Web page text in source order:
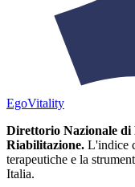
EgoVitality
Direttorio Nazionale di
Riabilitazione. L'indice
terapeutiche e la
Italia.